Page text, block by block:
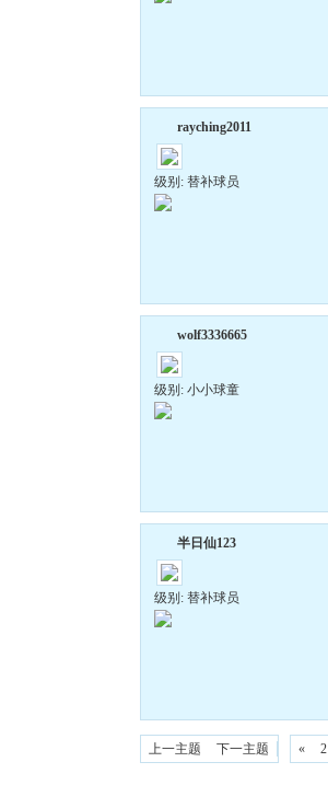
rayching2011
级别: 替补球员
wolf3336665
级别: 小小球童
半日仙123
级别: 替补球员
上一主题 下一主题 « 2